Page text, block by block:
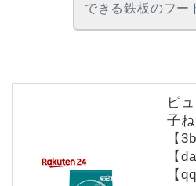
できる鉄板のフー
ピ
子
【
【
【